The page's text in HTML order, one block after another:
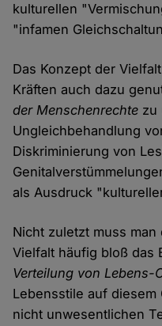
kulturellen
"infamen
Das Konzept der
Kräften auch dazu
der Menschenrechte zu
Ungleichbehandlung
Diskriminierung von
als Ausdruck
Nicht zuletzt muss
Vielfalt häufig bloß das
Verteilung von Lebens-
Lebensstile auf
nicht unwesentlichen